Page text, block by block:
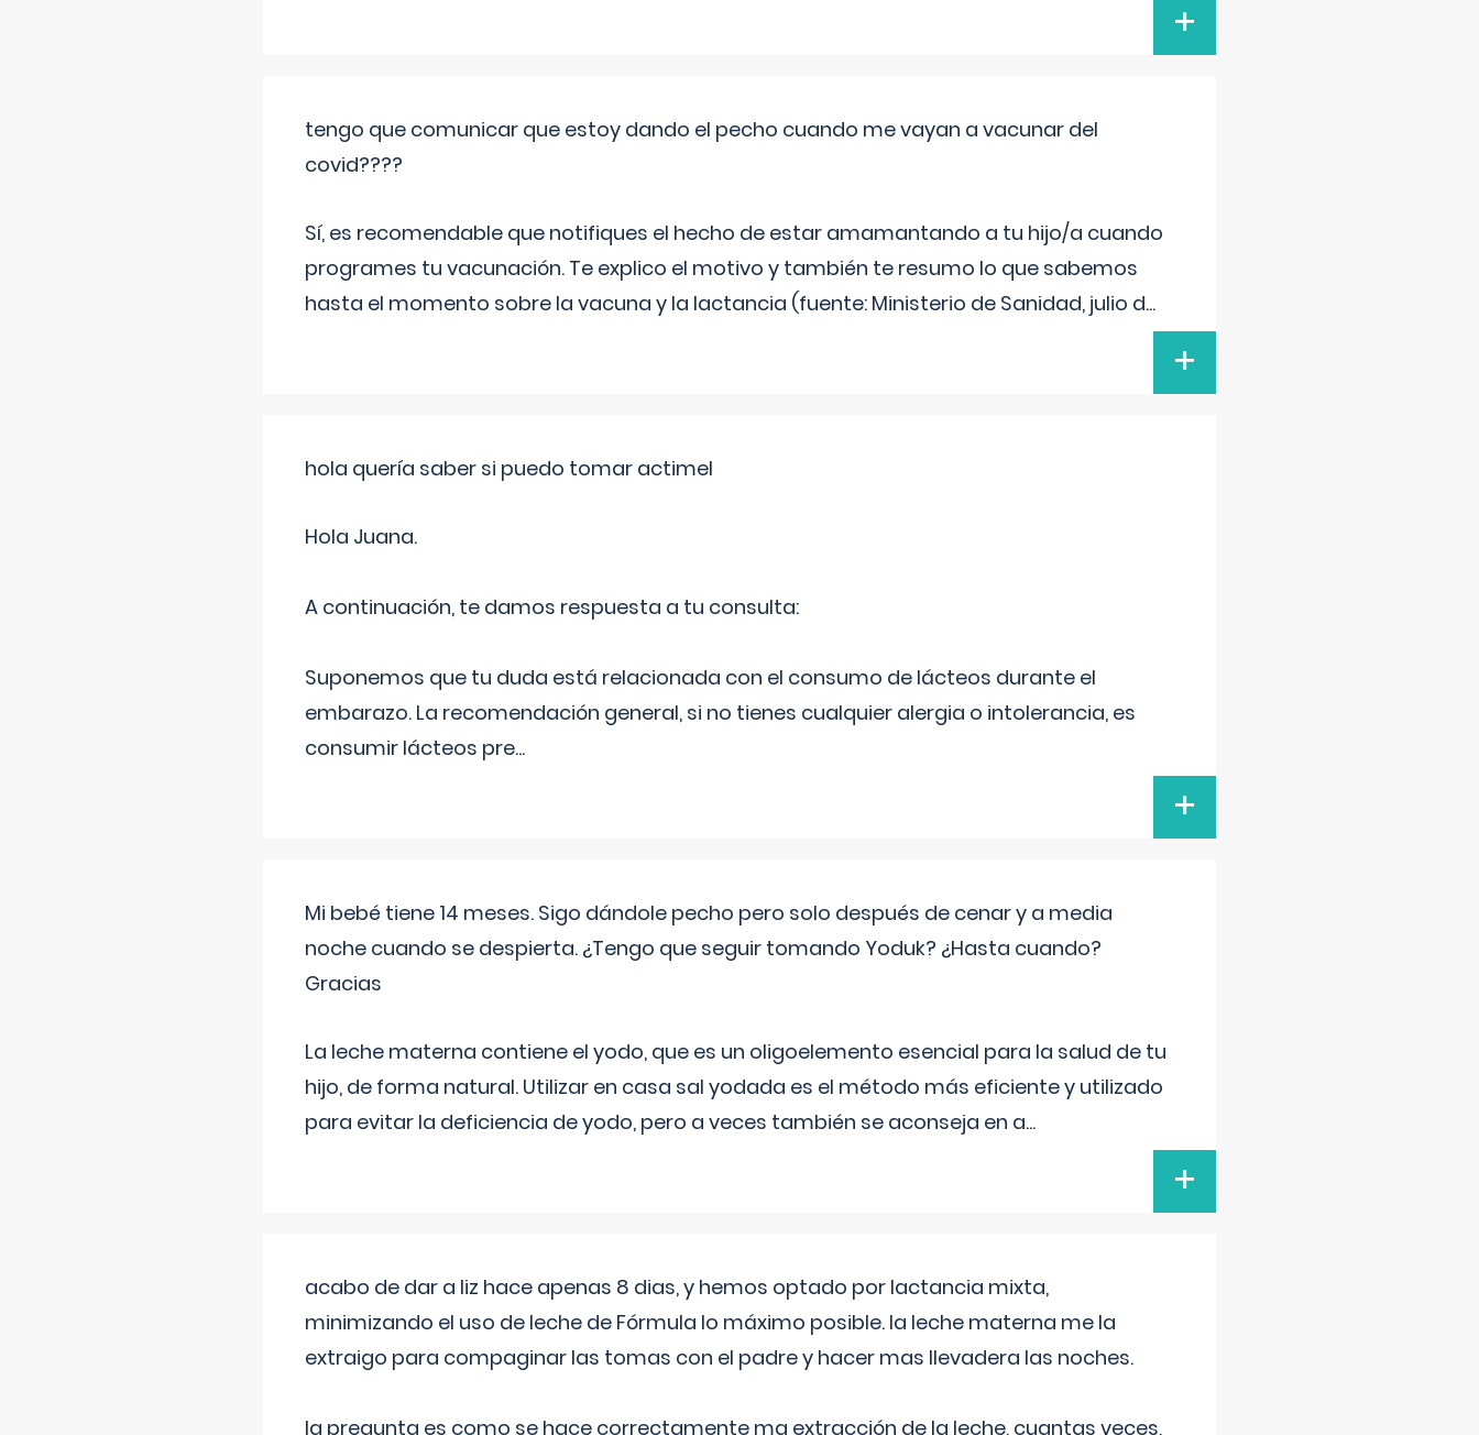
+
tengo que comunicar que estoy dando el pecho cuando me vayan a vacunar del
covid????
Sí, es recomendable que notifiques el hecho de estar amamantando a tu hijo/a cuando
programes tu vacunación. Te explico el motivo y también te resumo lo que sabemos
hasta el momento sobre la vacuna y la lactancia (fuente: Ministerio de Sanidad, julio d...
+
hola quería saber si puedo tomar actimel
Hola Juana.
A continuación, te damos respuesta a tu consulta:
Suponemos que tu duda está relacionada con el consumo de lácteos durante el
embarazo. La recomendación general, si no tienes cualquier alergia o intolerancia, es
consumir lácteos pre...
+
Mi bebé tiene 14 meses. Sigo dándole pecho pero solo después de cenar y a media
noche cuando se despierta. ¿Tengo que seguir tomando Yoduk? ¿Hasta cuando?
Gracias
La leche materna contiene el yodo, que es un oligoelemento esencial para la salud de tu
hijo, de forma natural. Utilizar en casa sal yodada es el método más eficiente y utilizado
para evitar la deficiencia de yodo, pero a veces también se aconseja en a...
+
acabo de dar a liz hace apenas 8 dias, y hemos optado por lactancia mixta,
minimizando el uso de leche de Fórmula lo máximo posible. la leche materna me la
extraigo para compaginar las tomas con el padre y hacer mas llevadera las noches.
la pregunta es como se hace correctamente ma extracción de la leche, cuantas veces,